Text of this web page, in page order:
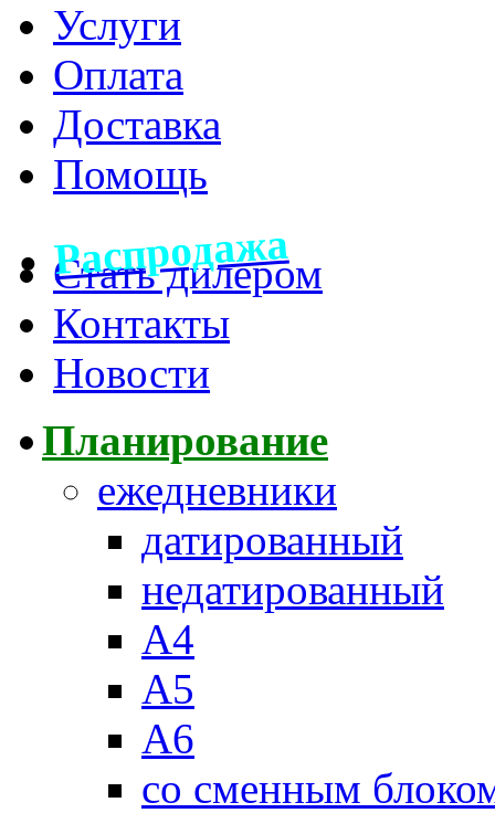
Услуги
Оплата
Доставка
Помощь
Распродажа
Стать дилером
Контакты
Новости
Планирование
ежедневники
датированный
недатированный
А4
А5
А6
со сменным